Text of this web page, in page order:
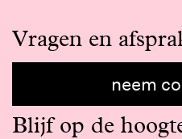
Vragen en
neem
Blijf op de